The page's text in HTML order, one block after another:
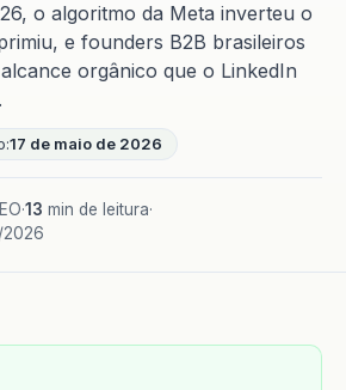
o algoritmo da Meta inverteu o
e founders B2B brasileiros
orgânico que o LinkedIn
17 de maio de 2026
·13 min de leitura·
2026